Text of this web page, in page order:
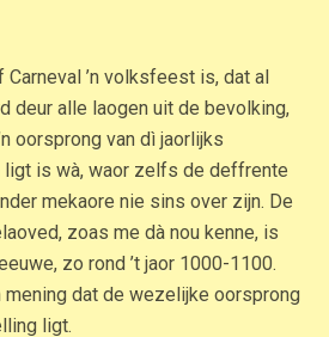
’n volksfeest is, dat al
deur alle laogen uit de bevolking,
oorsprong van dì jaorlijks
is wà, waor zelfs de deffrente
mekaore nie sins over zijn. De
zoas me dà nou kenne, is
zo rond ’t jaor 1000-1100.
mening dat de wezelijke oorsprong
ligt.